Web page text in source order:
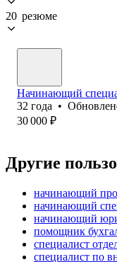
20 резюме
Начинающий
32 года •
30 000 ₽
Другие
начинающий
начинающий
начинающий
помощник
специалист
специалист по